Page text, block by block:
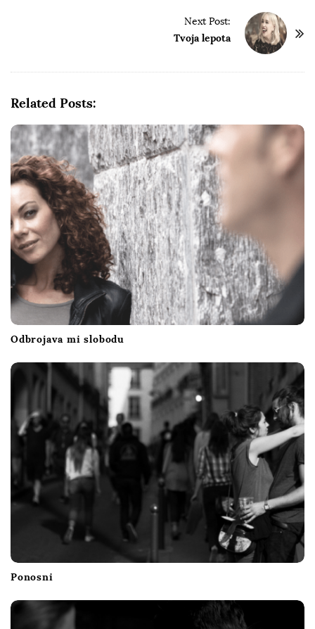
Next Post:
Tvoja lepota
Related Posts:
Odbrojava mi slobodu
Ponosni